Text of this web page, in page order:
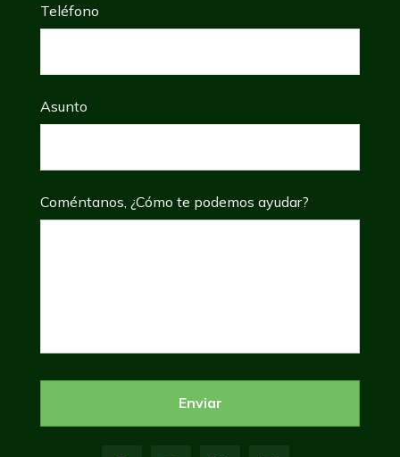
Teléfono
Asunto
Coméntanos, ¿Cómo te podemos ayudar?